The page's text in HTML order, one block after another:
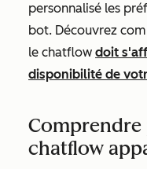
personnalisé les
bot. Découvrez
le chatflow doit
disponibilité de
chatflow